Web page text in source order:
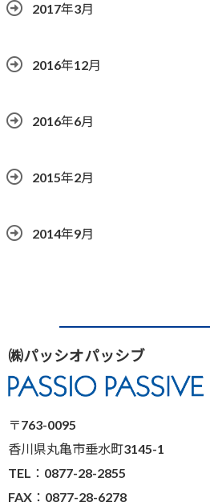
2017年3月
2016年12月
2016年6月
2015年2月
2014年9月
㈱パッシオパッシブ
〒763-0095
香川県丸亀市垂水町3145-1
TEL：0877-28-2855
FAX：0877-28-6278